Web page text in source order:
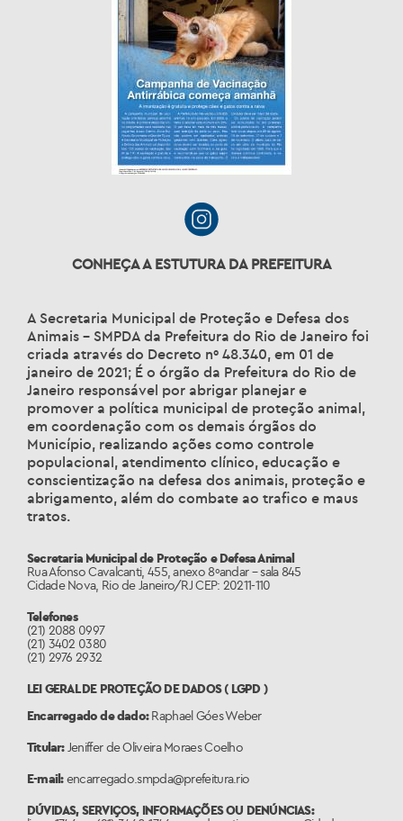
CONHEÇA A ESTUTURA DA PREFEITURA
A Secretaria Municipal de Proteção e Defesa dos
Animais – SMPDA da Prefeitura do Rio de Janeiro foi
criada através do Decreto nº 48.340, em 01 de
janeiro de 2021; É o órgão da Prefeitura do Rio de
Janeiro responsável por abrigar planejar e
promover a política municipal de proteção animal,
em coordenação com os demais órgãos do
Município, realizando ações como controle
populacional, atendimento clínico, educação e
conscientização na defesa dos animais, proteção e
abrigamento, além do combate ao trafico e maus
tratos.
Secretaria Municipal de Proteção e Defesa Animal
Rua Afonso Cavalcanti, 455, anexo 8ºandar – sala 845
Cidade Nova, Rio de Janeiro/RJ CEP: 20211-110
Telefones
(21) 2088 0997
(21) 3402 0380
(21) 2976 2932
LEI GERAL DE PROTEÇÃO DE DADOS ( LGPD )
Encarregado de dado:Raphael Góes Weber
Titular:Jeniffer de Oliveira Moraes Coelho
E-mail:encarregado.smpda@prefeitura.rio
DÚVIDAS, SERVIÇOS, INFORMAÇÕES OU DENÚNCIAS: